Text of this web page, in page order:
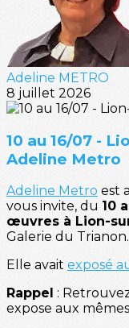
Adeline METRO
8 juillet 2026
10 au 16/07 -
Adeline Metro
Adeline Metro est
vous invite, du 10
œuvres à Lion-
Galerie du Trianon.
Elle avait exposé
Rappel :
expose aux